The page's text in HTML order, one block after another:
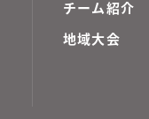
チーム紹介
地域大会